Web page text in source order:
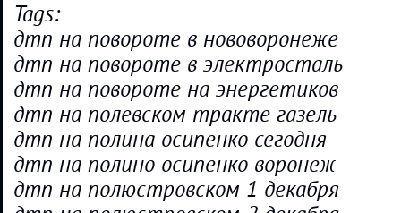
Tags:
дтп на повороте в нововоронеже
дтп на повороте в электросталь
дтп на повороте на энергетиков
дтп на полевском тракте газель
дтп на полина осипенко сегодня
дтп на полино осипенко воронеж
дтп на полюстровском 1 декабря